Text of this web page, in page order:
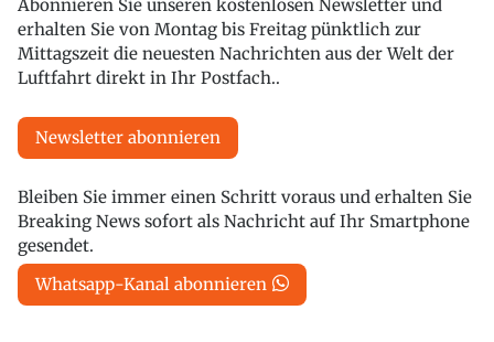
Abonnieren Sie unseren kostenlosen Newsletter und
erhalten Sie von Montag bis Freitag pünktlich zur
Mittagszeit die neuesten Nachrichten aus der Welt der
Luftfahrt direkt in Ihr Postfach..
Newsletter abonnieren
Bleiben Sie immer einen Schritt voraus und erhalten Sie
Breaking News sofort als Nachricht auf Ihr Smartphone
gesendet.
Whatsapp-Kanal abonnieren